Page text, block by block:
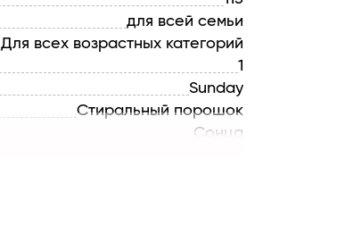
для всей семьи
Для всех возрастных категорий
1
Sunday
Стиральный порошок
Сонца